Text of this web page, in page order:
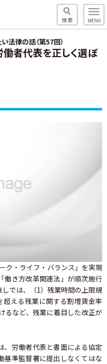
法律の話（第57回）
者代表を正しく選ぼ
ク・ライフ・バランス」を実現
働き方改革関連法」が順次施行
では、（1）残業時間の上限規
える残業に関する割増賃金率
るなど、残業に着目した改正が
労働者代表と書面による協定
基準監督署に提出しなくてはな